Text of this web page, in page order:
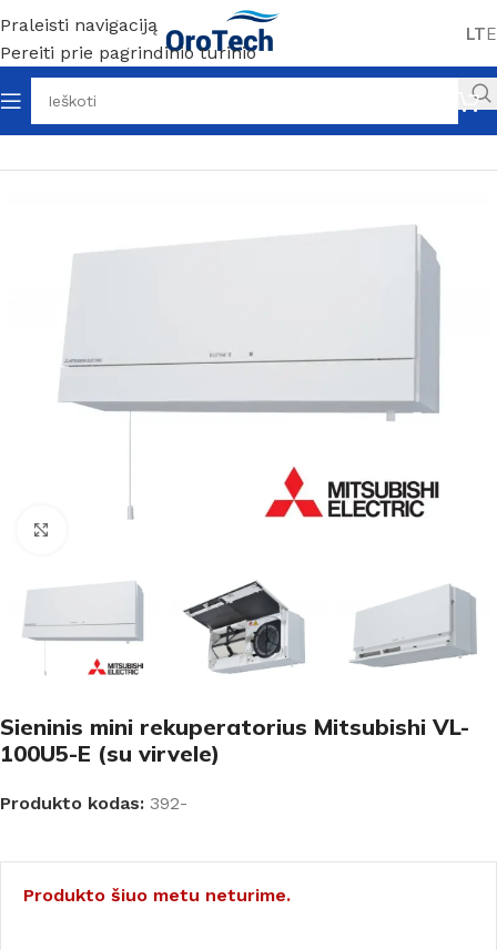
Praleisti navigaciją
Pereiti prie pagrindinio turinio
LT
Pradžia Be kategorijos
Sieninis mini rekuperatorius Mitsubishi VL-
100U5-E (su virvele)
Produkto kodas: 392-
Produkto šiuo metu neturime.